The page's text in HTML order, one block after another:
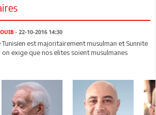
- 22-10-2016 14:30
Tunisien est majoritairement musulman et Sunnite
exige que nos elites soient musulmanes